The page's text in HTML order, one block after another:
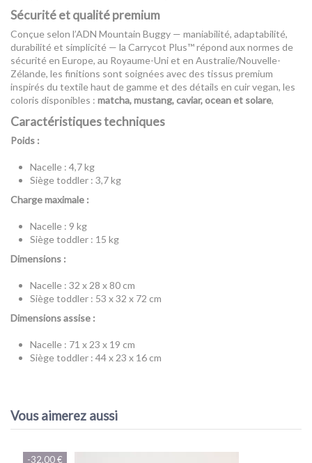
Sécurité et qualité premium
Conçue selon l’ADN Mountain Buggy — maniabilité, adaptabilité,
durabilité et simplicité — la Carrycot Plus™ répond aux normes de
sécurité en Europe, au Royaume-Uni et en Australie/Nouvelle-
Zélande, les finitions sont soignées avec des tissus premium
inspirés du textile haut de gamme et des détails en cuir vegan, les
coloris disponibles : matcha, mustang, caviar, ocean et solare,
Caractéristiques techniques
Poids :
Nacelle : 4,7 kg
Siège toddler : 3,7 kg
Charge maximale :
Nacelle : 9 kg
Siège toddler : 15 kg
Dimensions :
Nacelle : 32 x 28 x 80 cm
Siège toddler : 53 x 32 x 72 cm
Dimensions assise :
Nacelle : 71 x 23 x 19 cm
Siège toddler : 44 x 23 x 16 cm
Vous aimerez aussi
-32,00 €